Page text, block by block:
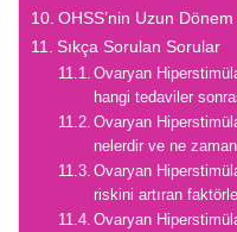
OHSS’nin Uzun
Sıkça Sorulan Sorular
Ovaryan
hangi tedaviler
Ovaryan
nelerdir ve ne
Ovaryan
riskini artıran
Ovaryan